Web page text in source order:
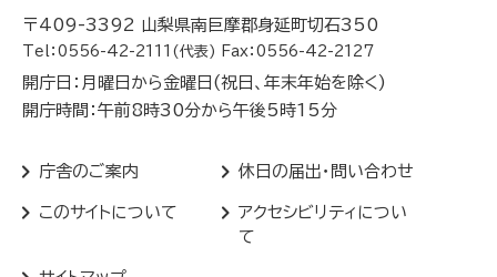
〒409-3392 山梨県南巨摩郡身延町切石350
Tel：0556-42-2111(代表) Fax：0556-42-2127
開庁日：月曜日から金曜日(祝日、年末年始を除く)
開庁時間：午前8時30分から午後5時15分
庁舎のご案内 休日の届出・問い合わせ
このサイトについて
アクセシビリティについ
て